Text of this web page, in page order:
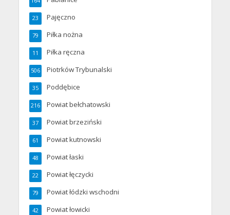
Pajęczno
23
Piłka nożna
79
Piłka ręczna
11
Piotrków Trybunalski
506
Poddębice
35
Powiat bełchatowski
216
Powiat brzeziński
37
Powiat kutnowski
61
Powiat łaski
48
Powiat łęczycki
22
Powiat łódzki wschodni
79
Powiat łowicki
42